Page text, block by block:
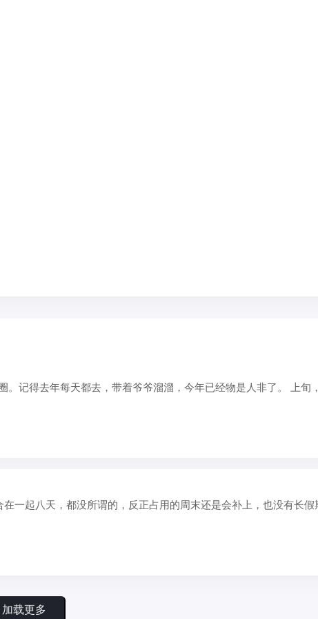
记得去年每天都去，带着爷爷溜溜，今年已经物是人非了。 上旬
一起八天，都没所谓的，反正占用的周末还是会补上，也没有长假
加载更多